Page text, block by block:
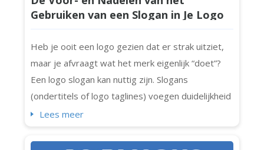
Gebruiken van een Slogan in Je Logo
Heb je ooit een logo gezien dat er strak uitziet,
maar je afvraagt wat het merk eigenlijk “doet”?
Een logo slogan kan nuttig zijn. Slogans
(ondertitels of logo taglines) voegen duidelijkheid
en persoonlijkheid (en een beetje extra punch)
slogan nodig. Soms maakt een tagline de
Lees meer